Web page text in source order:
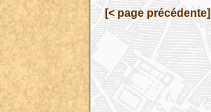
[< page précédente]